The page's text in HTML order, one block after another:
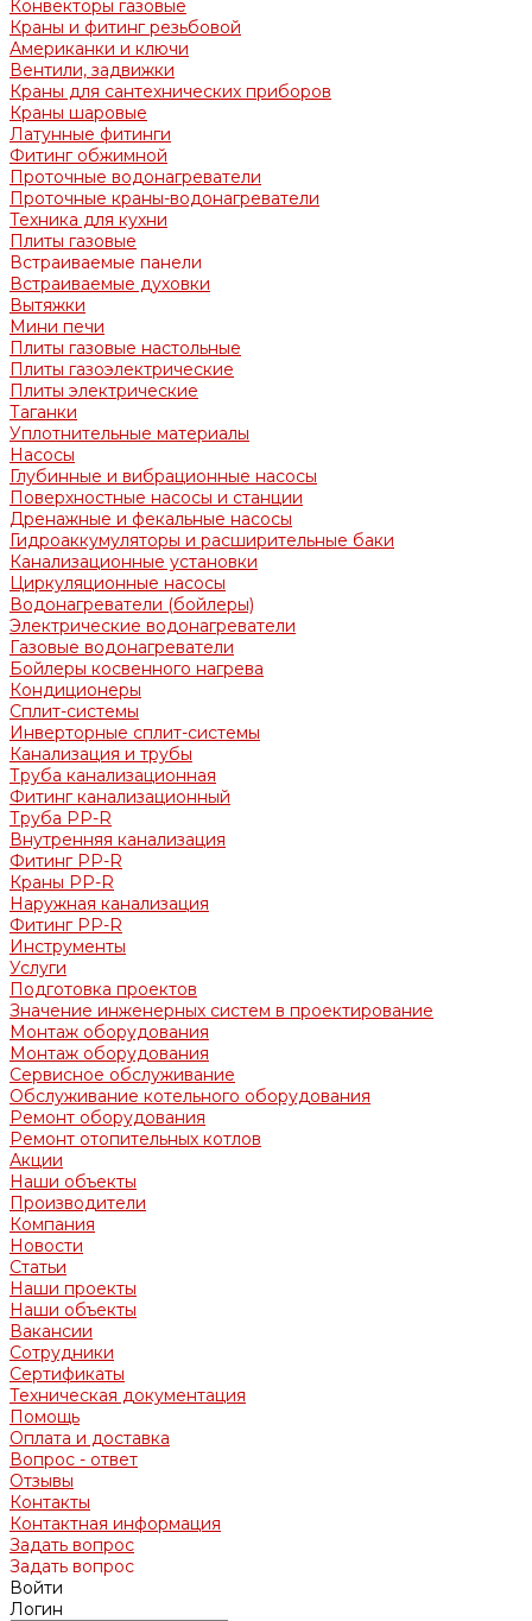
Конвекторы газовые
Краны и фитинг резьбовой
Американки и ключи
Вентили, задвижки
Краны для сантехнических приборов
Краны шаровые
Латунные фитинги
Фитинг обжимной
Проточные водонагреватели
Проточные краны-водонагреватели
Техника для кухни
Плиты газовые
Встраиваемые панели
Встраиваемые духовки
Вытяжки
Мини печи
Плиты газовые настольные
Плиты газоэлектрические
Плиты электрические
Таганки
Уплотнительные материалы
Насосы
Глубинные и вибрационные насосы
Поверхностные насосы и станции
Дренажные и фекальные насосы
Гидроаккумуляторы и расширительные баки
Канализационные установки
Циркуляционные насосы
Водонагреватели (бойлеры)
Электрические водонагреватели
Газовые водонагреватели
Бойлеры косвенного нагрева
Кондиционеры
Сплит-системы
Инверторные сплит-системы
Канализация и трубы
Труба канализационная
Фитинг канализационный
Труба PP-R
Внутренняя канализация
Фитинг PP-R
Краны PP-R
Наружная канализация
Фитинг PP-R
Инструменты
Услуги
Подготовка проектов
Значение инженерных систем в проектирование
Монтаж оборудования
Монтаж оборудования
Сервисное обслуживание
Обслуживание котельного оборудования
Ремонт оборудования
Ремонт отопительных котлов
Акции
Наши объекты
Производители
Компания
Новости
Статьи
Наши проекты
Наши объекты
Вакансии
Сотрудники
Сертификаты
Техническая документация
Помощь
Оплата и доставка
Вопрос - ответ
Отзывы
Контакты
Контактная информация
Задать вопрос
Задать вопрос
Войти
Логин